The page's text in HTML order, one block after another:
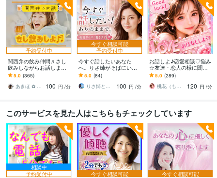
予約受付中
関西弁の飲み仲間♬さし
飲みしながらお話します
何となく話したい✨酔った
時のいい気分のまま⭐︎お話
しましょう
5.0 (365)
あきほ ✿ 元気を届ける関西女子✨
100 円 /分
今すぐ相談可能
予約受付中
今すぐ話したいあなた
へ。りさ姉がそばにいま
す 1人じゃない。どんな感
情も否定しない✨低音ボイ
スでゆったり
5.0 (84)
りさ姉と話すこころ整え時間
100 円 /分
お話しよ♪恋愛相談♡悩み
☆友達・恋人の様に聞き
ます YouTuber!悩み相談・
復縁・片思い・成就しま
す様に♪
5.0 (289)
桃花（ももか）♡強運パワー心のオアシス♡
120 円 /分
このサービスを見た人はこちらもチェックしています
相談中
予約受付中
今すぐ相談可能
今すぐ相談可能